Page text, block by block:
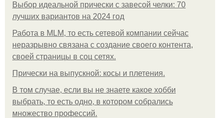
Выбор идеальной прически с завесой челки: 70
лучших вариантов на 2024 год
Работа в MLM, то есть сетевой компании сейчас
неразрывно связана с создание своего контента,
своей страницы в соц сетях.
Прически на выпускной: косы и плетения.
В том случае, если вы не знаете какое хобби
выбрать, то есть одно, в котором собрались
множество профессий.